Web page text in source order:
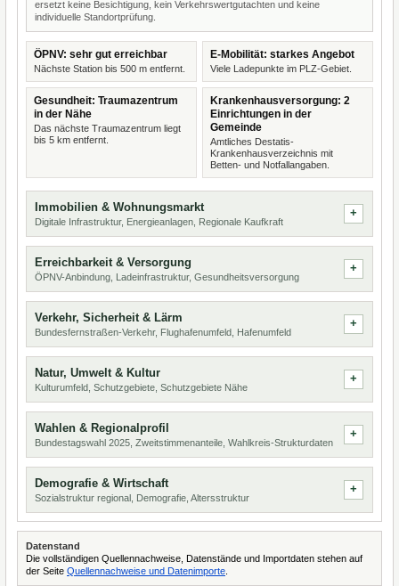
ersetzt keine Besichtigung, kein Verkehrswertgutachten und keine
individuelle Standortprüfung.
ÖPNV: sehr gut erreichbar
Nächste Station bis 500 m entfernt.
E-Mobilität: starkes Angebot
Viele Ladepunkte im PLZ-Gebiet.
Gesundheit: Traumazentrum
in der Nähe
Das nächste Traumazentrum liegt
bis 5 km entfernt.
Krankenhausversorgung: 2
Einrichtungen in der
Gemeinde
Amtliches Destatis-
Krankenhausverzeichnis mit
Betten- und Notfallangaben.
Immobilien & Wohnungsmarkt
Digitale Infrastruktur, Energieanlagen, Regionale Kaufkraft
Erreichbarkeit & Versorgung
ÖPNV-Anbindung, Ladeinfrastruktur, Gesundheitsversorgung
Verkehr, Sicherheit & Lärm
Bundesfernstraßen-Verkehr, Flughafenumfeld, Hafenumfeld
Natur, Umwelt & Kultur
Kulturumfeld, Schutzgebiete, Schutzgebiete Nähe
Wahlen & Regionalprofil
Bundestagswahl 2025, Zweitstimmenanteile, Wahlkreis-Strukturdaten
Demografie & Wirtschaft
Sozialstruktur regional, Demografie, Altersstruktur
Datenstand
Die vollständigen Quellennachweise, Datenstände und Importdaten stehen auf
der Seite Quellennachweise und Datenimporte